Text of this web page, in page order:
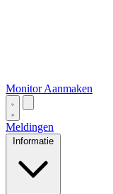
Monitor Aanmaken
Meldingen
Informatie